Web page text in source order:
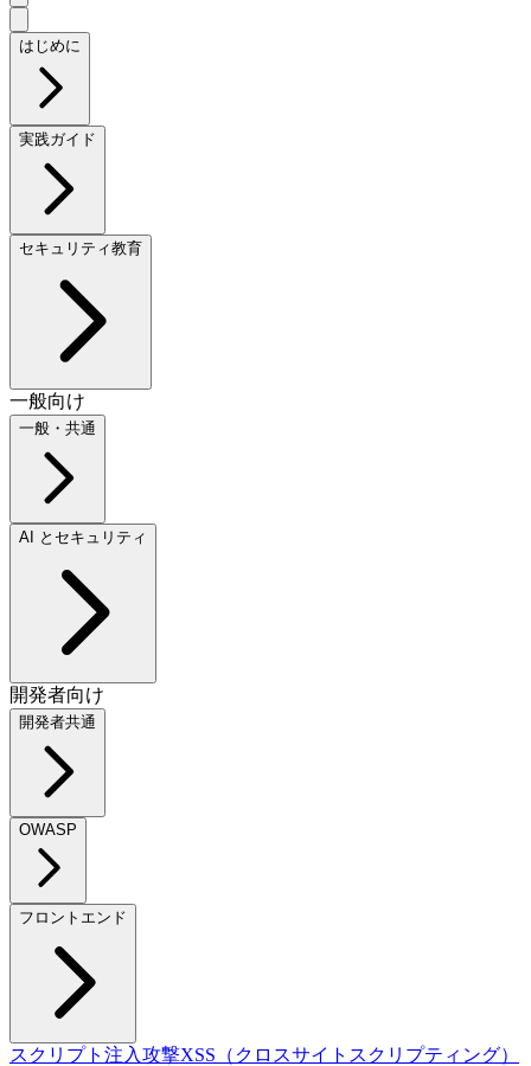
はじめに
実践ガイド
セキュリティ教育
一般向け
一般・共通
AI とセキュリティ
開発者向け
開発者共通
OWASP
フロントエンド
スクリプト注入攻撃XSS（クロスサイトスクリプティング）